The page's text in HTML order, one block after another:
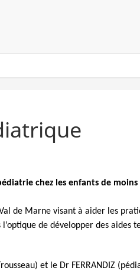
chez les enfants de
de Marne visant à aider les
de développer des
et le Dr FERRANDIZ